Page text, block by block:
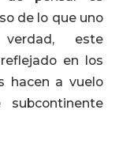
de lo que uno
este
en los
hacen a vuelo